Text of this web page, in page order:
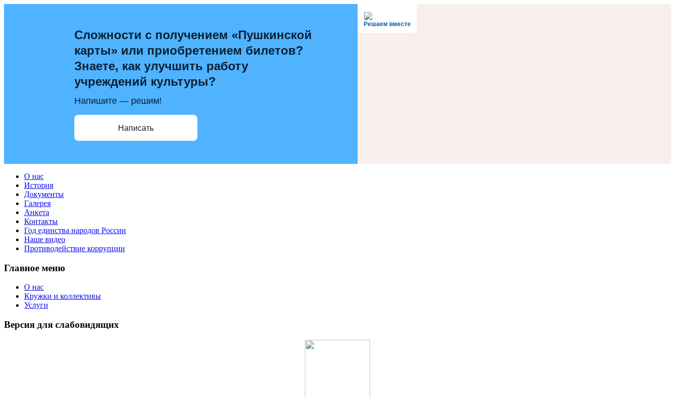
Решаем вместе
Сложности с получением «Пушкинской
карты» или приобретением билетов?
Знаете, как улучшить работу
учреждений культуры?
Напишите — решим!
Написать
О нас
История
Документы
Галерея
Анкета
Контакты
Год единства народов России
Наше видео
Противодействие коррупции
Главное меню
О нас
Кружки и коллективы
Услуги
Версия для слабовидящих